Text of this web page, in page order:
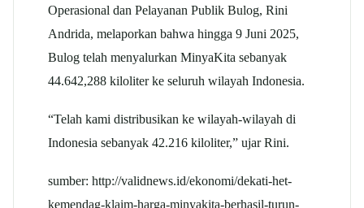
Operasional dan Pelayanan Publik Bulog, Rini
Andrida, melaporkan bahwa hingga 9 Juni 2025,
Bulog telah menyalurkan MinyaKita sebanyak
44.642,288 kiloliter ke seluruh wilayah Indonesia.
“Telah kami distribusikan ke wilayah-wilayah di
Indonesia sebanyak 42.216 kiloliter,” ujar Rini.
sumber: http://validnews.id/ekonomi/dekati-het-
kemendag-klaim-harga-minyakita-berhasil-turun-